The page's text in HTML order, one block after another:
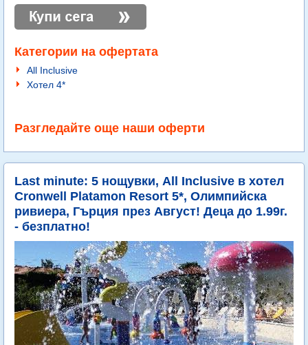
Категории на офертата
All Inclusive
Хотел 4*
Разгледайте още наши оферти
Last minute: 5 нощувки, All Inclusive в хотел
Cronwell Platamon Resort 5*, Олимпийска
ривиера, Гърция през Август! Деца до 1.99г.
- безплатно!